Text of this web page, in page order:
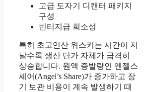
고급 도자기 디캔터 패키지
구성
빈티지급 희소성
특히 초고연산 위스키는 시간이 지
날수록 생산 단가 자체가 급격히
상승합니다. 원액 증발량인 엔젤스
셰어(Angel’s Share)가 증가하고 장
기 보관 비용이 계속 발생하기 때